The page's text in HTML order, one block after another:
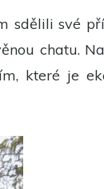
sdělili své
chatu.
které je